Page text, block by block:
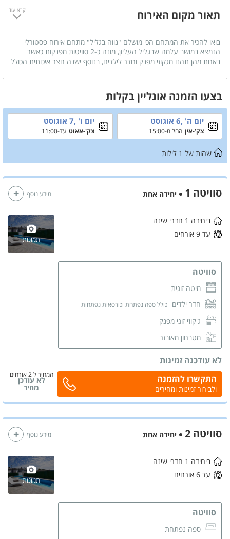
תאור מקום האירוח
בואו להכיר את המתחם הכי מושלם "נווה בגליל" מתחם אירוח פסטורלי
הנמצא במושב עלמה שבגליל העליון, מונה כ-2 סוויטות מפנקות כאשר
באחת מהן תהנו מגקוזי מפנק וחדר לילדים, בנוסף ישנה חצר איכותית הכולל
ישיבה
- המתחם שומר שבת, ניתן לעשות מנגל עד לכניסת השבת או החג
קרא עוד
בצעו הזמנה אונליין בקלות
יום ה' ,6 אוגוסט
צק'-אין החל מ-15:00
יום ו' ,7 אוגוסט
צק'-אאוט עד-11:00
שהות של 1 לילות
סוויטה 1 יחידה אחת
תמונות
ביחידה 1 חדרי שינה
עד 9 אורחים
סוויטה
מיטה זוגית
חדר ילדים כולל ספה נפתחת וכורסאות נפתחות
ג'קוזי זוגי מפנק
מטבחון מאובזר
מסך LCD
מזגן
חדר רחצה פרטי
מידע נוסף
המחיר ל 2 אורחים
לא עודכנה זמינות
לא עודכן
מחיר
התקשרו להזמנה
ולבירור זמינות ומחירים
סוויטה 2 יחידה אחת
תמונות
ביחידה 1 חדרי שינה
עד 6 אורחים
סוויטה
ספה נפתחת
מידע נוסף